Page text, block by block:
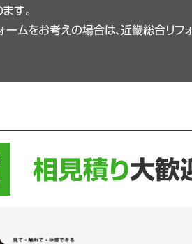
す。
ームをお考えの場合は、近畿総合リフ
相見積り大歓